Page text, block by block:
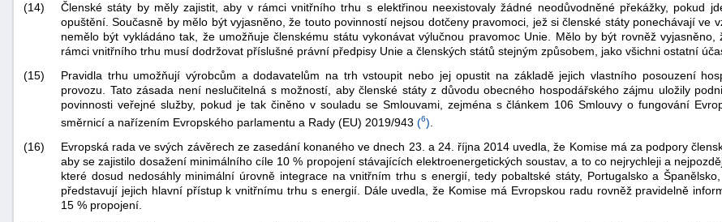
(14)
Členské státy by měly zajistit, aby v rámci vnitřního trhu s elektřinou neexistovaly žádné neodůvodněné překážky, pokud
opuštění. Současně by mělo být vyjasněno, že touto povinností nejsou dotčeny pravomoci, jež si členské státy ponechávají ve
nemělo být vykládáno tak, že umožňuje členskému státu vykonávat výlučnou pravomoc Unie. Mělo by být rovněž
rámci vnitřního trhu musí dodržovat příslušné právní předpisy Unie a členských států stejným způsobem, jako všichni ostatní
(15)
Pravidla trhu umožňují výrobcům a dodavatelům na trh vstoupit nebo jej opustit na základě jejich vlastního posouzení
provozu. Tato zásada není neslučitelná s možností, aby členské státy z důvodu obecného hospodářského zájmu uložily
povinnosti veřejné služby, pokud je tak činěno v souladu se Smlouvami, zejména s článkem 106 Smlouvy o fungování
směrnicí a nařízením Evropského parlamentu a Rady (EU) 2019/943 (6)
(16)
Evropská rada ve svých závěrech ze zasedání konaného ve dnech 23. a 24. října 2014 uvedla, že Komise má za podpory
aby se zajistilo dosažení minimálního cíle 10 % propojení stávajících elektroenergetických soustav, a to co nejrychleji a
které dosud nedosáhly minimální úrovně integrace na vnitřním trhu s energií, tedy pobaltské státy, Portugalsko a
představují jejich hlavní přístup k vnitřnímu trhu s energií. Dále uvedla, že Komise má Evropskou radu rovněž pravidelně
15 % propojení.